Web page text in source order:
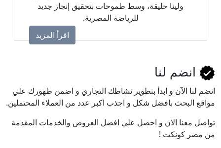
ولينا حليقة، وسط طموحات بتحقيق إنجاز جديد
للرياضة المصرية.
اقرأ المزيد
انضم لنا
انضم لنا اﻵن و ابدأ بتطوير نشاطك التجاري و اضمن ظهورك علي
مواقع البحث بافضل شكل و اجذب اكبر عدد من العملاء المحتملين.
تواصل معنا الان و احصل علي افضل العروض والخدمات المقدمة
من مصر كونكت !